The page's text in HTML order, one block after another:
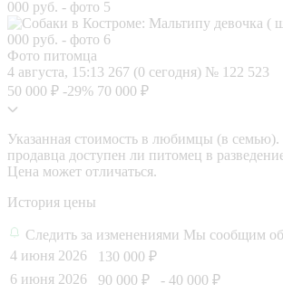
Фото питомца
4 августа, 15:13 267 (0 сегодня) № 122 523
50 000 ₽ -29% 70 000 ₽
Указанная стоимость в любимцы (в семью).
продавца доступен ли питомец в
Цена может отличаться.
История цены
Следить за изменениями Мы сообщим об
4 июня 2026
130 000 ₽
6 июня 2026
90 000 ₽
- 40 000 ₽